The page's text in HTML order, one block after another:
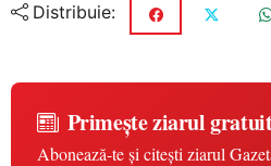
Distribuie:
Primește ziarul
Abonează-te și citești ziarul